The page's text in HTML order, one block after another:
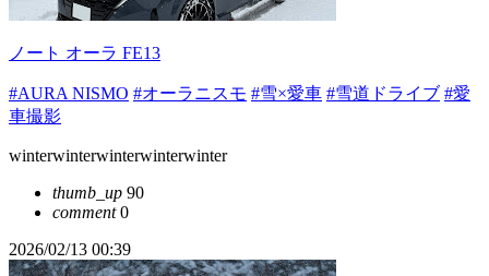
ノート オーラ FE13
#AURA NISMO #オーラニスモ #雪×愛車 #雪道ドライブ #愛
車撮影
winterwinterwinterwinterwinter
thumb_up 90
comment0
2026/02/13 00:39